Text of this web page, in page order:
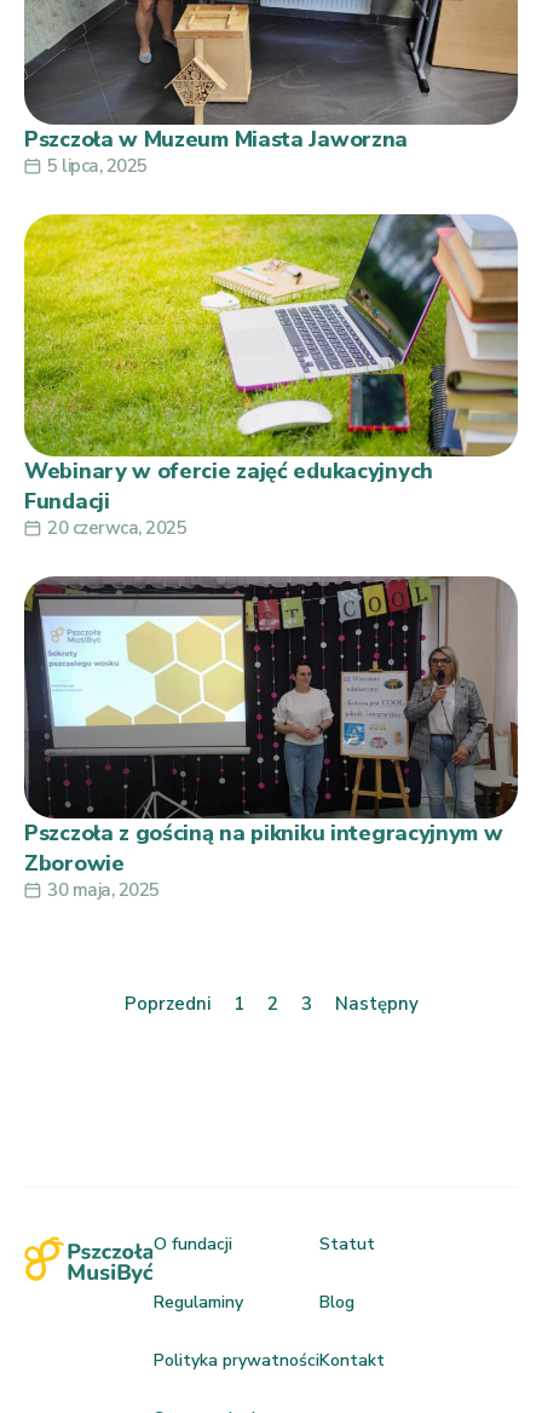
Pszczoła w Muzeum Miasta Jaworzna
5 lipca, 2025
Webinary w ofercie zajęć edukacyjnych
Fundacji
20 czerwca, 2025
Pszczoła z gościną na pikniku integracyjnym w
Zborowie
30 maja, 2025
Poprzedni 1 2 3 Następny
O fundacji
Regulaminy
Polityka prywatności
Statut
Blog
Kontakt